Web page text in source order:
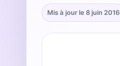
Mis à jour le 8 juin 2016